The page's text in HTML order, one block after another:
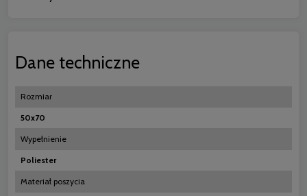
Dane techniczne
Rozmiar
50x70
Wypełnienie
Poliester
Materiał poszycia